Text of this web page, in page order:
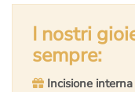
originale
€14.000,00.
attuale
€8.399,00.
I nostri
sempre:
Incisione